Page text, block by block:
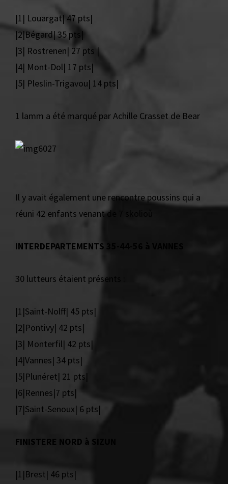
|1| Louargat| 47 pts|
|2|Bégard| 35 pts|
|3| Rostrenen| 27 pts |
|4| Mont-Dol| 17 pts|
|5| Pleslin-Trigavou| 14 pts|
1 lamm a été marqué par Achille Crasset de Bear
Il y avait également une rencontre poussins qui a
réuni 42 enfants venant de 7 skolioù
INTERDEPARTEMENTS 35-44-56 à VANNES
30 lutteurs étaient présents :
|1|Saint-Nolff| 45 pts|
|2|Pontivy| 42 pts|
|3| Monterfil| 42 pts|
|4|Vannes| 34 pts|
|5|Plunéret| 21 pts|
|6|Rennes|7 pts|
|7|Saint-Senoux| 6 pts|
FINISTERE NORD à SIZUN
|1|Brest| 46 pts|